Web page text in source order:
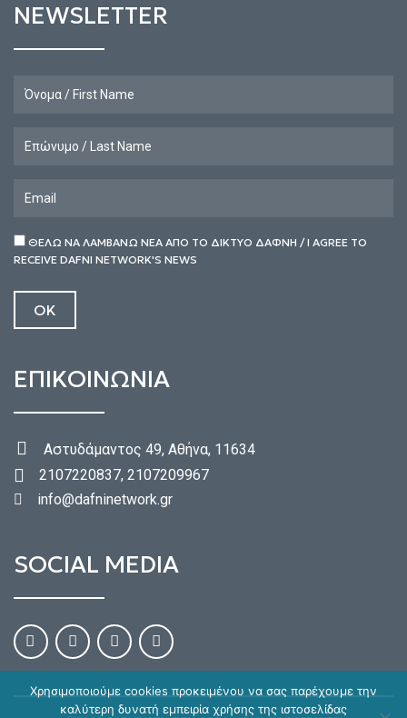
NEWSLETTER
ΘΕΛΩ ΝΑ ΛΑΜΒΑΝΩ ΝΕΑ ΑΠΟ ΤΟ ΔΙΚΤΥΟ ΔΑΦΝΗ / I AGREE TO
RECEIVE DAFNI NETWORK'S NEWS
ΕΠΙΚΟΙΝΩΝΙΑ
Αστυδάμαντος 49, Αθήνα, 11634
2107220837, 2107209967
info@dafninetwork.gr
SOCIAL MEDIA
Χρησιμοποιούμε cookies προκειμένου να σας παρέχουμε την
καλύτερη δυνατή εμπειρία χρήσης της ιστοσελίδας